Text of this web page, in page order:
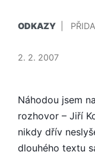
V
ODKAZY
2. 2. 2007
Náhodou jsem
rozhovor – Jiří
nikdy dřív
dlouhého textu